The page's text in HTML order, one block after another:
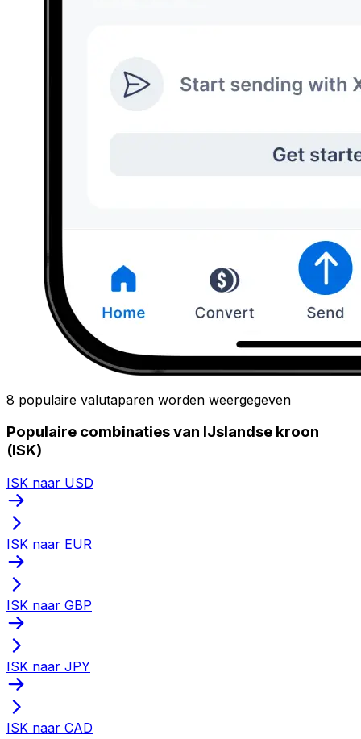
8 populaire valutaparen worden weergegeven
Populaire combinaties van IJslandse kroon
(ISK)
ISK naar USD
ISK naar EUR
ISK naar GBP
ISK naar JPY
ISK naar CAD